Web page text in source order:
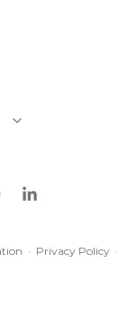
· Privacy Policy ·